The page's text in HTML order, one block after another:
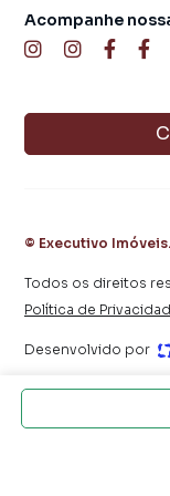
tendo como
alugar seu imóvel
central de
proprietários e
Acompanhe
© Executivo Imóveis.
Todos os direitos
Política de
Desenvolvido por